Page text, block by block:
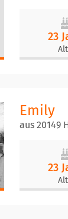
23
Emily
aus 20149
23